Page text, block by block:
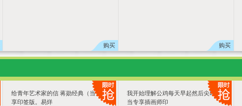
购买 购买
给青年艺术家的信 蒋勋经典（当当专
享印签版。易烊
我开始理解公鸡每天早起然后尖叫 当
当专享插画师印